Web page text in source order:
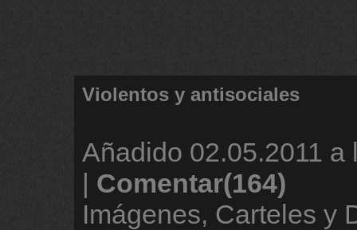
Violentos y antisociales
Añadido 02.05.2011 a
| Comentar(164)
Imágenes, Carteles y